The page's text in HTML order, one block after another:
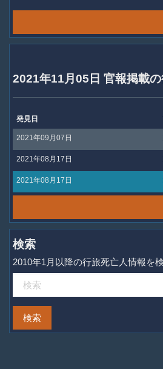
2021年11月05日 官報掲載
発見日
2021年09月07日
2021年08月17日
2021年08月17日
検索
2010年1月以降の行旅死亡人情報を